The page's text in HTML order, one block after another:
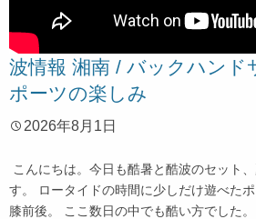
波情報 湘南 / バックハンド
ポーツの楽しみ
2026年8月1日
こんにちは。今日も酷暑と酷波のセット
す。 ロータイドの時間に少しだけ遊べたポ
膝前後。 ここ数日の中でも酷い方でした